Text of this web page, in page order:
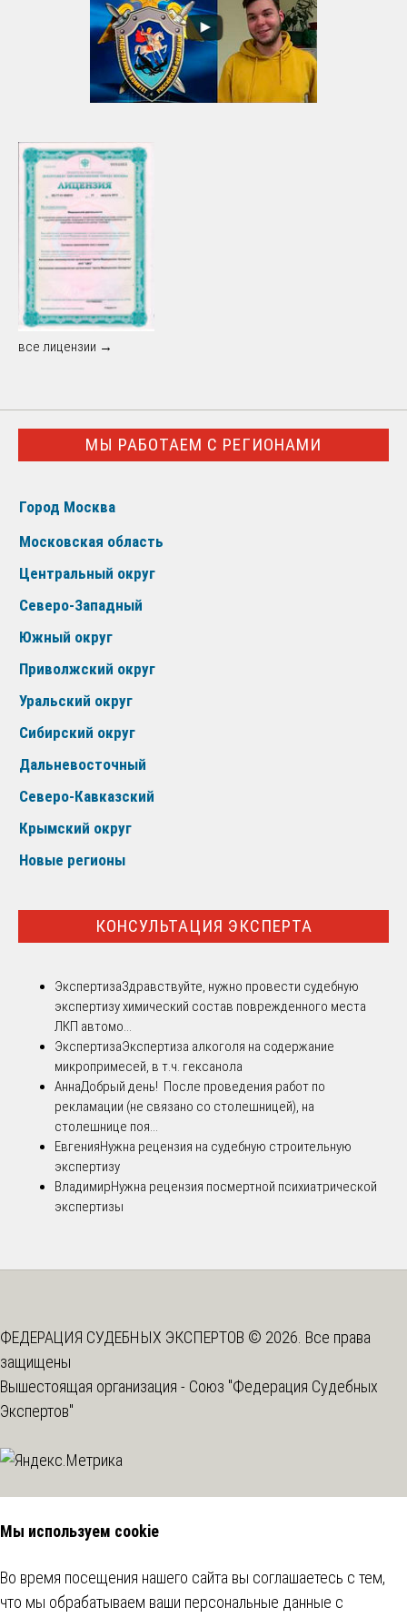
все лицензии →
МЫ РАБОТАЕМ С РЕГИОНАМИ
Город Москва
Московская область
Центральный округ
Северо-Западный
Южный округ
Приволжский округ
Уральский округ
Сибирский округ
Дальневосточный
Северо-Кавказский
Крымский округ
Новые регионы
КОНСУЛЬТАЦИЯ ЭКСПЕРТА
ЭкспертизаЗдравствуйте, нужно провести судебную
экспертизу химический состав поврежденного места
ЛКП автомо...
ЭкспертизаЭкспертиза алкоголя на содержание
микропримесей, в т.ч. гексанола
АннаДобрый день! После проведения работ по
рекламации (не связано со столешницей), на
столешнице поя...
ЕвгенияНужна рецензия на судебную строительную
экспертизу
ВладимирНужна рецензия посмертной психиатрической
экспертизы
ФЕДЕРАЦИЯ СУДЕБНЫХ ЭКСПЕРТОВ © 2026. Все права
защищены
Вышестоящая организация - Союз "Федерация Судебных
Экспертов"
Мы используем cookie
Во время посещения нашего сайта вы соглашаетесь с тем,
что мы обрабатываем ваши персональные данные с